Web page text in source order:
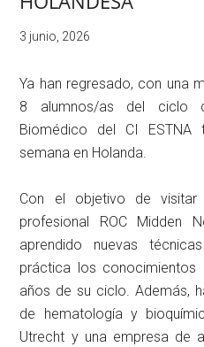
Ya han regresado, con una
8 alumnos/as del ciclo
Biomédico del CI
semana en Holanda.
Con el objetivo de
profesional ROC Midden
aprendido nuevas
práctica los conocimientos
años de su ciclo. Además,
de hematología y
Utrecht y una empresa de